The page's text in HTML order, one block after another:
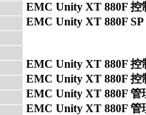
EMC Unity XT 880F 控
EMC Unity XT 880F
EMC Unity XT 880F 控
EMC Unity XT 880F 控
EMC Unity XT 880F 管
EMC Unity XT 880F 管